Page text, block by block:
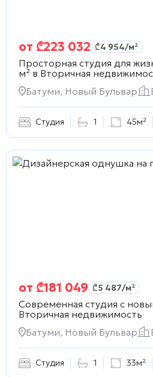
от ₾223 032 ₾4 954/м²
Просторная студия для
м² в Вторичная
Батуми, Новый Бульвар
Студия 1 45м²
от ₾181 049 ₾5 487/м²
Современная студия с
Вторичная недвижимость
Батуми, Новый Бульвар
Студия 1 33м²